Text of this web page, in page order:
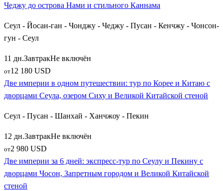
Чеджу до острова Нами и стильного Каннама
Сеул - Йосан-ган - Чонджу - Чеджу - Пусан - Кенчжу - Чонсон-
гун - Сеул
11 дн.ЗавтракНе включён
от12 180 USD
Две империи в одном путешествии: тур по Корее и Китаю с
дворцами Сеула, озером Сиху и Великой Китайской стеной
Сеул - Пусан - Шанхай - Ханчжоу - Пекин
12 дн.ЗавтракНе включён
от2 980 USD
Две империи за 6 дней: экспресс-тур по Сеулу и Пекину с
дворцами Чосон, Запретным городом и Великой Китайской
стеной